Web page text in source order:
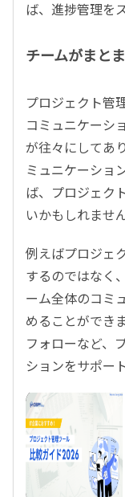
ば、進捗管理を
チームがまと
プロジェクト管
コミュニケーシ
が往々にしてあ
ミュニケーショ
ば、プロジェク
いかもしれません
例えばプロジェ
するのではなく
ーム全体のコミ
めることができ
フォローなど、
ションをサポー